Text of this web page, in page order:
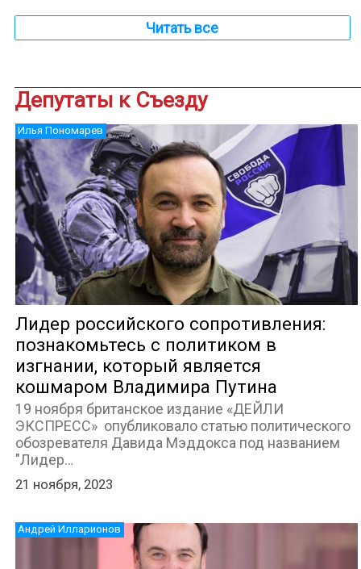
Читать все
Депутаты к Съезду
Илья Пономарев
Лидер российского сопротивления:
познакомьтесь с политиком в
изгнании, который является
кошмаром Владимира Путина
19 ноября британское издание «ДЕЙЛИ
ЭКСПРЕСС» опубликовало статью политического
обозревателя Давида Мэддокса под названием
"Лидер…
21 ноября, 2023
Андрей Илларионов